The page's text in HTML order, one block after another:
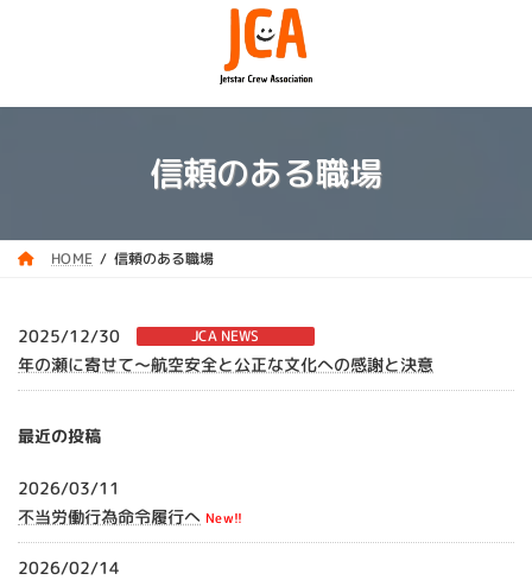
ツ
シ
信頼のある職場
HOME 信頼のある職場
2025/12/30 JCA NEWS
年の瀬に寄せて～航空安全と公正な文化への感謝と決意
最近の投稿
2026/03/11
不当労働行為命令履行へ New!!
2026/02/14